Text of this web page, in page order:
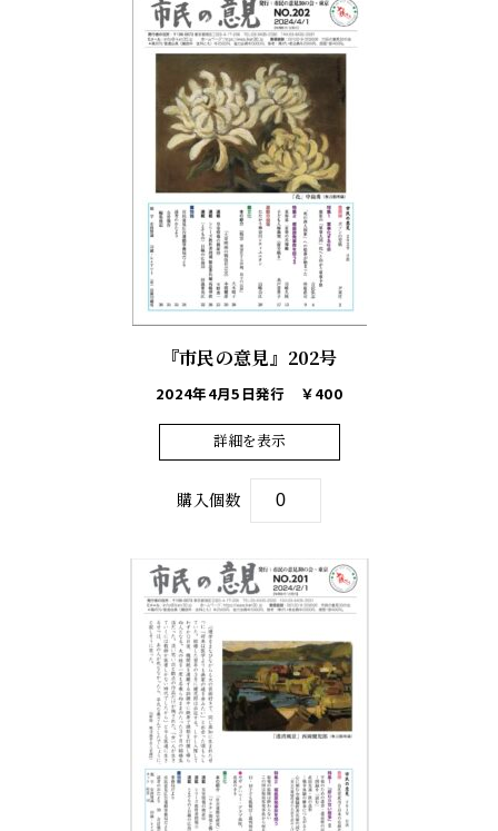
『市民の意見』202号
2024年4月5日発行 ￥400
詳細を表示
購入個数